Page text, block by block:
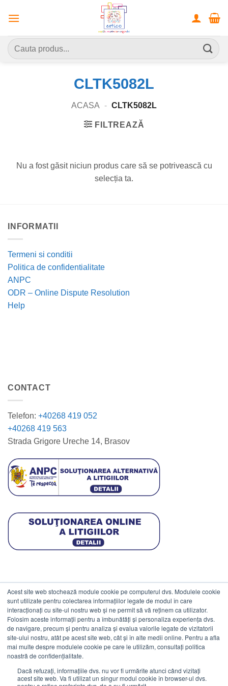
Acest site web stochează module cookie pe computerul dvs. Modulele cookie
sunt utilizate pentru colectarea informațiilor legate de modul în care
interacționați cu site-ul nostru web și ne permit să vă reținem ca utilizator.
Folosim aceste informații pentru a îmbunătăți și personaliza experiența dvs.
de navigare, precum și pentru analiza și evalua valorile legate de vizitatorii
site-ului nostru, atât pe acest site web, cât și în alte medii online. Pentru a afla
mai multe despre modulele cookie pe care le utilizăm, consultați politica
noastră de confidențialitate.
Dacă refuzați, informațiile dvs. nu vor fi urmărite atunci când vizitați
acest site web. Va fi utilizat un singur modul cookie în browser-ul dvs.
Caută
după:
CLTK5082L
ACASA - CLTK5082L
FILTREAZĂ
Nu a fost găsit niciun produs care să se potrivească cu
selecția ta.
INFORMATII
Termeni si conditii
Politica de confidentialitate
ANPC
ODR – Online Dispute Resolution
Help
CONTACT
Telefon: +40268 419 052
+40268 419 563
Strada Grigore Ureche 14, Brasov
DATE COMERCIALE
ESTICO S.R.L.
CIF: RO1094402.
Reg.Com: J08/469/1991.